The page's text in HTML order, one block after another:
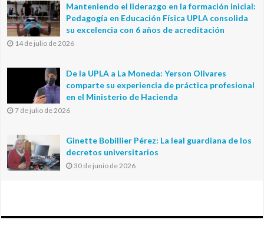
Manteniendo el liderazgo en la formación inicial:
Pedagogía en Educación Física UPLA consolida
su excelencia con 6 años de acreditación
14 de julio de 2026
De la UPLA a La Moneda: Yerson Olivares
comparte su experiencia de práctica profesional
en el Ministerio de Hacienda
7 de julio de 2026
Ginette Bobillier Pérez: La leal guardiana de los
decretos universitarios
30 de junio de 2026